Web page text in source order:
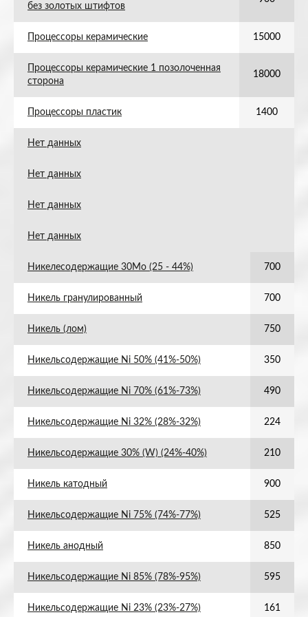
без золотых штифтов
Процессоры керамические 15000
Процессоры керамические 1 позолоченная
сторона
18000
Процессоры пластик 1400
Нет данных
Нет данных
Нет данных
Нет данных
Никелесодержащие 30Mo (25 - 44%) 700
Никель гранулированный 700
Никель (лом) 750
Никельсодержащие Ni 50% (41%-50%) 350
Никельсодержащие Ni 70% (61%-73%) 490
Никельсодержащие Ni 32% (28%-32%) 224
Никельсодержащие 30% (W) (24%-40%) 210
Никель катодный 900
Никельсодержащие Ni 75% (74%-77%) 525
Никель анодный 850
Никельсодержащие Ni 85% (78%-95%) 595
Никельсодержащие Ni 23% (23%-27%) 161